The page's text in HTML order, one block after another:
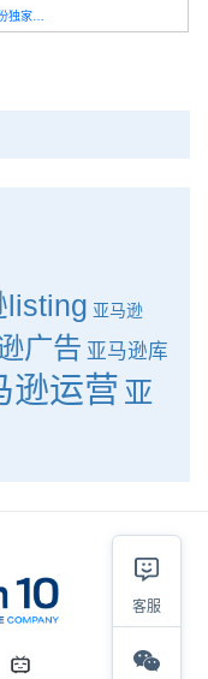
listing 亚马逊
广告 亚马逊库
逊运营 亚
客服